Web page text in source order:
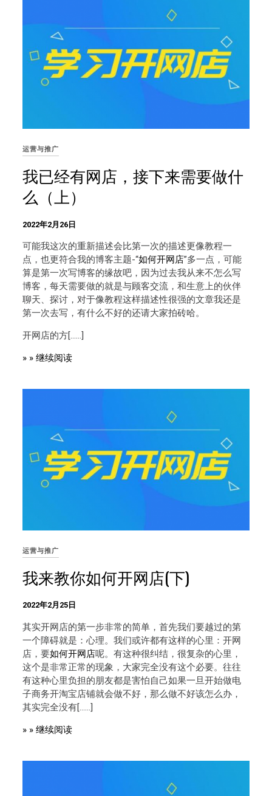
运营与推广
我已经有网店，接下来需要做什
么（上）
2022年2月26日
可能我这次的重新描述会比第一次的描述更像教程一
点，也更符合我的博客主题-“如何开网店”多一点，可能
算是第一次写博客的缘故吧，因为过去我从来不怎么写
博客，每天需要做的就是与顾客交流，和生意上的伙伴
聊天、探讨，对于像教程这样描述性很强的文章我还是
第一次去写，有什么不好的还请大家拍砖哈。
开网店的方[……]
» » 继续阅读
运营与推广
我来教你如何开网店(下)
2022年2月25日
其实开网店的第一步非常的简单，首先我们要越过的第
一个障碍就是：心理。我们或许都有这样的心里：开网
店，要如何开网店呢。有这种很纠结，很复杂的心里，
这个是非常正常的现象，大家完全没有这个必要。往往
有这种心里负担的朋友都是害怕自己如果一旦开始做电
子商务开淘宝店铺就会做不好，那么做不好该怎么办，
其实完全没有[……]
» » 继续阅读